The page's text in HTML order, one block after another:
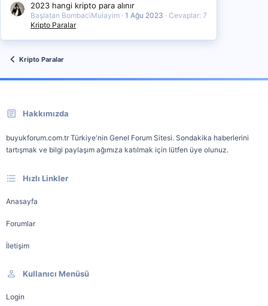
2023 hangi kripto para alınır
Başlatan BombaciMulayim 1 Ağu 2023
Cevaplar: 7
Kripto Paralar
Kripto Paralar
Hakkımızda
buyukforum.com.tr Türkiye'nin Genel Forum Sitesi. Sondakika haberlerini
tartışmak ve bilgi paylaşım ağımıza katılmak için lütfen üye olunuz.
Hızlı Linkler
Anasayfa
Forumlar
İletişim
Kullanıcı Menüsü
Login